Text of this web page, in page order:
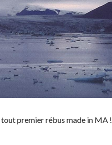
premier rébus made in MA !